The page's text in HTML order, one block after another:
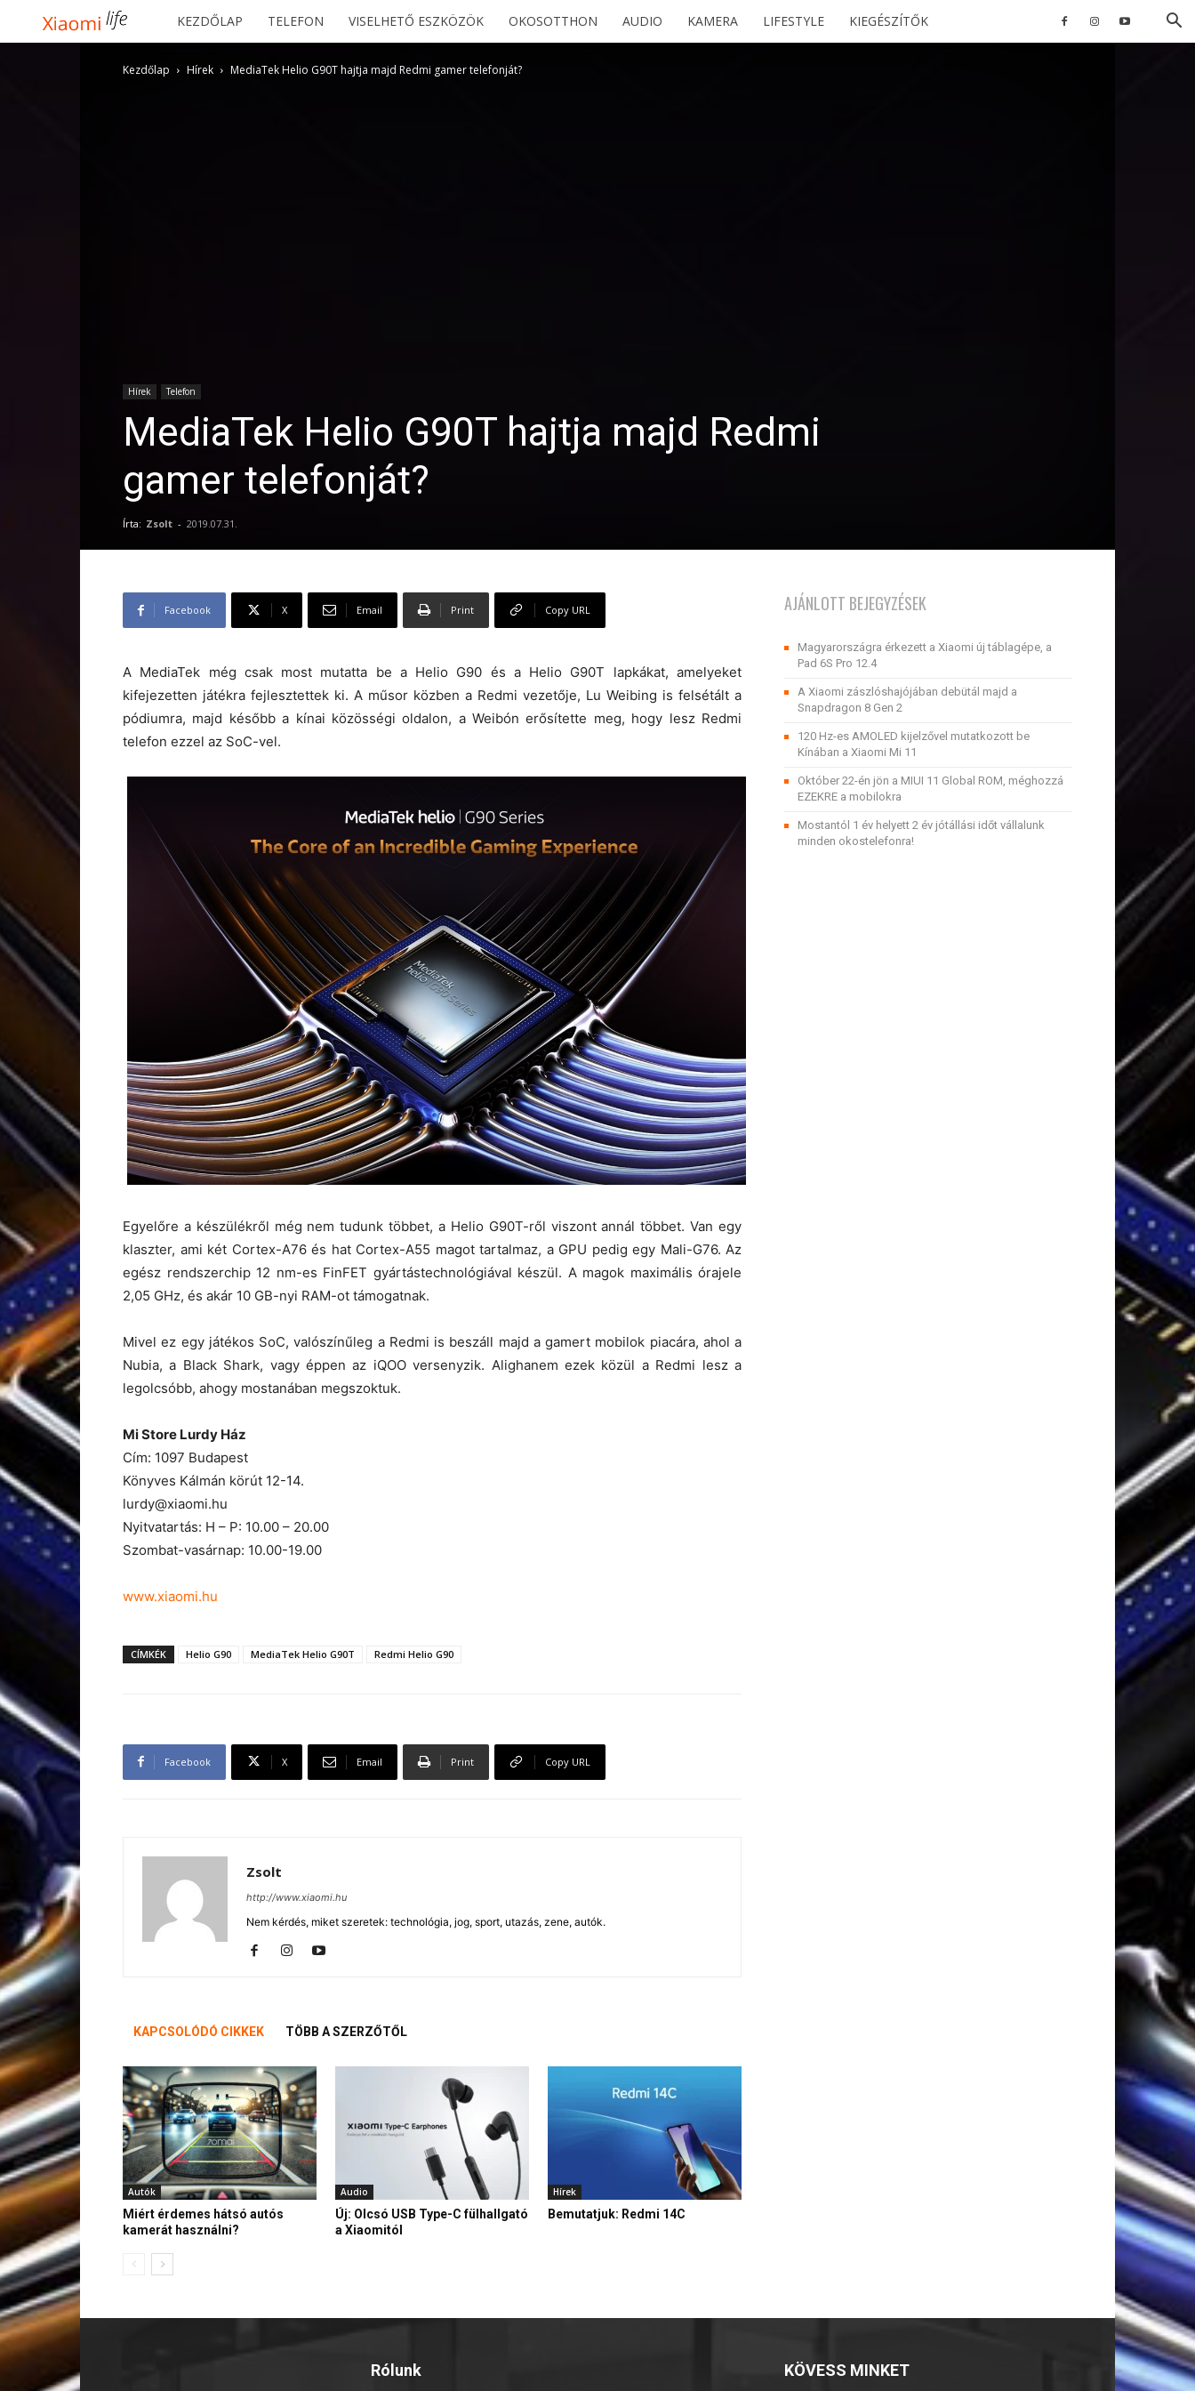
Xiaomilife
KEZDŐLAP TELEFON VISELHETŐ ESZKÖZÖK OKOSOTTHON AUDIO KAMERA LIFESTYLE KIEGÉSZÍTŐK
Kezdőlap Hírek MediaTek Helio G90T hajtja majd Redmi gamer telefonját?
Hírek Telefon
MediaTek Helio G90T hajtja majd Redmi
gamer telefonját?
Írta: Zsolt - 2019.07.31.
Facebook X Email Print Copy URL
A MediaTek még csak most mutatta be a Helio G90 és a Helio G90T lapkákat, amelyeket
kifejezetten játékra fejlesztettek ki. A műsor közben a Redmi vezetője, Lu Weibing is felsétált a
pódiumra, majd később a kínai közösségi oldalon, a Weibón erősítette meg, hogy lesz Redmi
telefon ezzel az SoC-vel.
Egyelőre a készülékről még nem tudunk többet, a Helio G90T-ről viszont annál többet. Van egy
klaszter, ami két Cortex-A76 és hat Cortex-A55 magot tartalmaz, a GPU pedig egy Mali-G76. Az
egész rendszerchip 12 nm-es FinFET gyártástechnológiával készül. A magok maximális órajele
2,05 GHz, és akár 10 GB-nyi RAM-ot támogatnak.
Mivel ez egy játékos SoC, valószínűleg a Redmi is beszáll majd a gamert mobilok piacára, ahol a
Nubia, a Black Shark, vagy éppen az iQOO versenyzik. Alighanem ezek közül a Redmi lesz a
legolcsóbb, ahogy mostanában megszoktuk.
Mi Store Lurdy Ház
Cím: 1097 Budapest
Könyves Kálmán körút 12-14.
lurdy@xiaomi.hu
Nyitvatartás: H – P: 10.00 – 20.00
Szombat-vasárnap: 10.00-19.00
www.xiaomi.hu
CÍMKÉK Helio G90 MediaTek Helio G90T Redmi Helio G90
Facebook X Email Print Copy URL
Zsolt
http://www.xiaomi.hu
Nem kérdés, miket szeretek: technológia, jog, sport, utazás, zene, autók.
KAPCSOLÓDÓ CIKKEK TÖBB A SZERZŐTŐL
Autók
Miért érdemes hátsó autós
kamerát használni?
Audio
Új: Olcsó USB Type-C fülhallgató
a Xiaomitól
Hírek
Bemutatjuk: Redmi 14C
AJÁNLOTT BEJEGYZÉSEK
Magyarországra érkezett a Xiaomi új táblagépe, a
Pad 6S Pro 12.4
A Xiaomi zászlóshajójában debütál majd a
Snapdragon 8 Gen 2
120 Hz-es AMOLED kijelzővel mutatkozott be
Kínában a Xiaomi Mi 11
Október 22-én jön a MIUI 11 Global ROM, méghozzá
EZEKRE a mobilokra
Mostantól 1 év helyett 2 év jótállási időt vállalunk
minden okostelefonra!
Rólunk KÖVESS MINKET